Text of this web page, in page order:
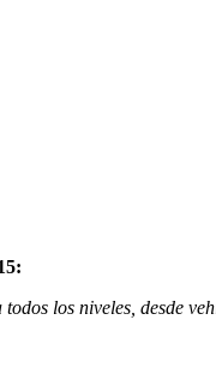
los niveles, desde